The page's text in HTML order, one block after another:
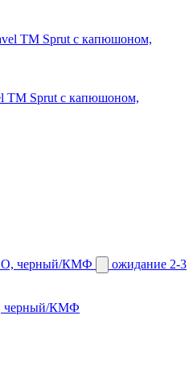
TM Sprut с капюшоном,
ожидание 2-3
черный/КМФ